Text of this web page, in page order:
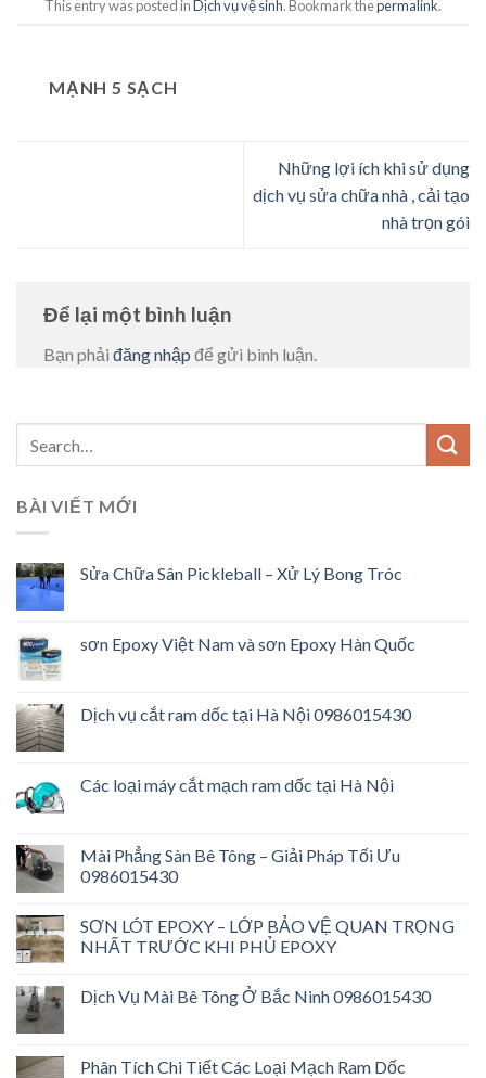
This entry was posted inDịch vụ vệ sinh. Bookmark thepermalink.
MẠNH 5 SẠCH
Những lợi ích khi sử dụng
dịch vụ sửa chữa nhà , cải tạo
nhà trọn gói
Để lại một bình luận
Bạn phải đăng nhập để gửi bình luận.
BÀI VIẾT MỚI
Sửa Chữa Sân Pickleball – Xử Lý Bong Tróc
sơn Epoxy Việt Nam và sơn Epoxy Hàn Quốc
Dịch vụ cắt ram dốc tại Hà Nội 0986015430
Các loại máy cắt mạch ram dốc tại Hà Nội
Mài Phẳng Sàn Bê Tông – Giải Pháp Tối Ưu
0986015430
SƠN LÓT EPOXY – LỚP BẢO VỆ QUAN TRỌNG
NHẤT TRƯỚC KHI PHỦ EPOXY
Dịch Vụ Mài Bê Tông Ở Bắc Ninh 0986015430
Phân Tích Chi Tiết Các Loại Mạch Ram Dốc